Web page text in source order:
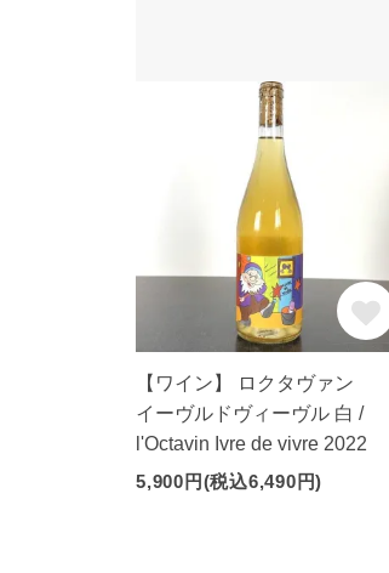
【ワイン】 ロクタヴァン
イーヴルドヴィーヴル 白 /
l'Octavin Ivre de vivre 2022
5,900円(税込6,490円)